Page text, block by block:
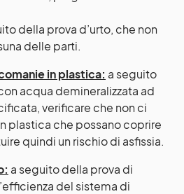
della prova d’urto, che non
delle parti.
in plastica: a seguito
acqua demineralizzata ad
verificare che non ci
plastica che possano coprire
quindi un rischio di asfissia.
a seguito della prova di
del sistema di